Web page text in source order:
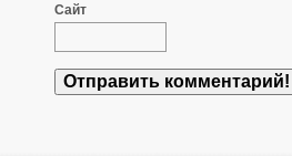
Сайт